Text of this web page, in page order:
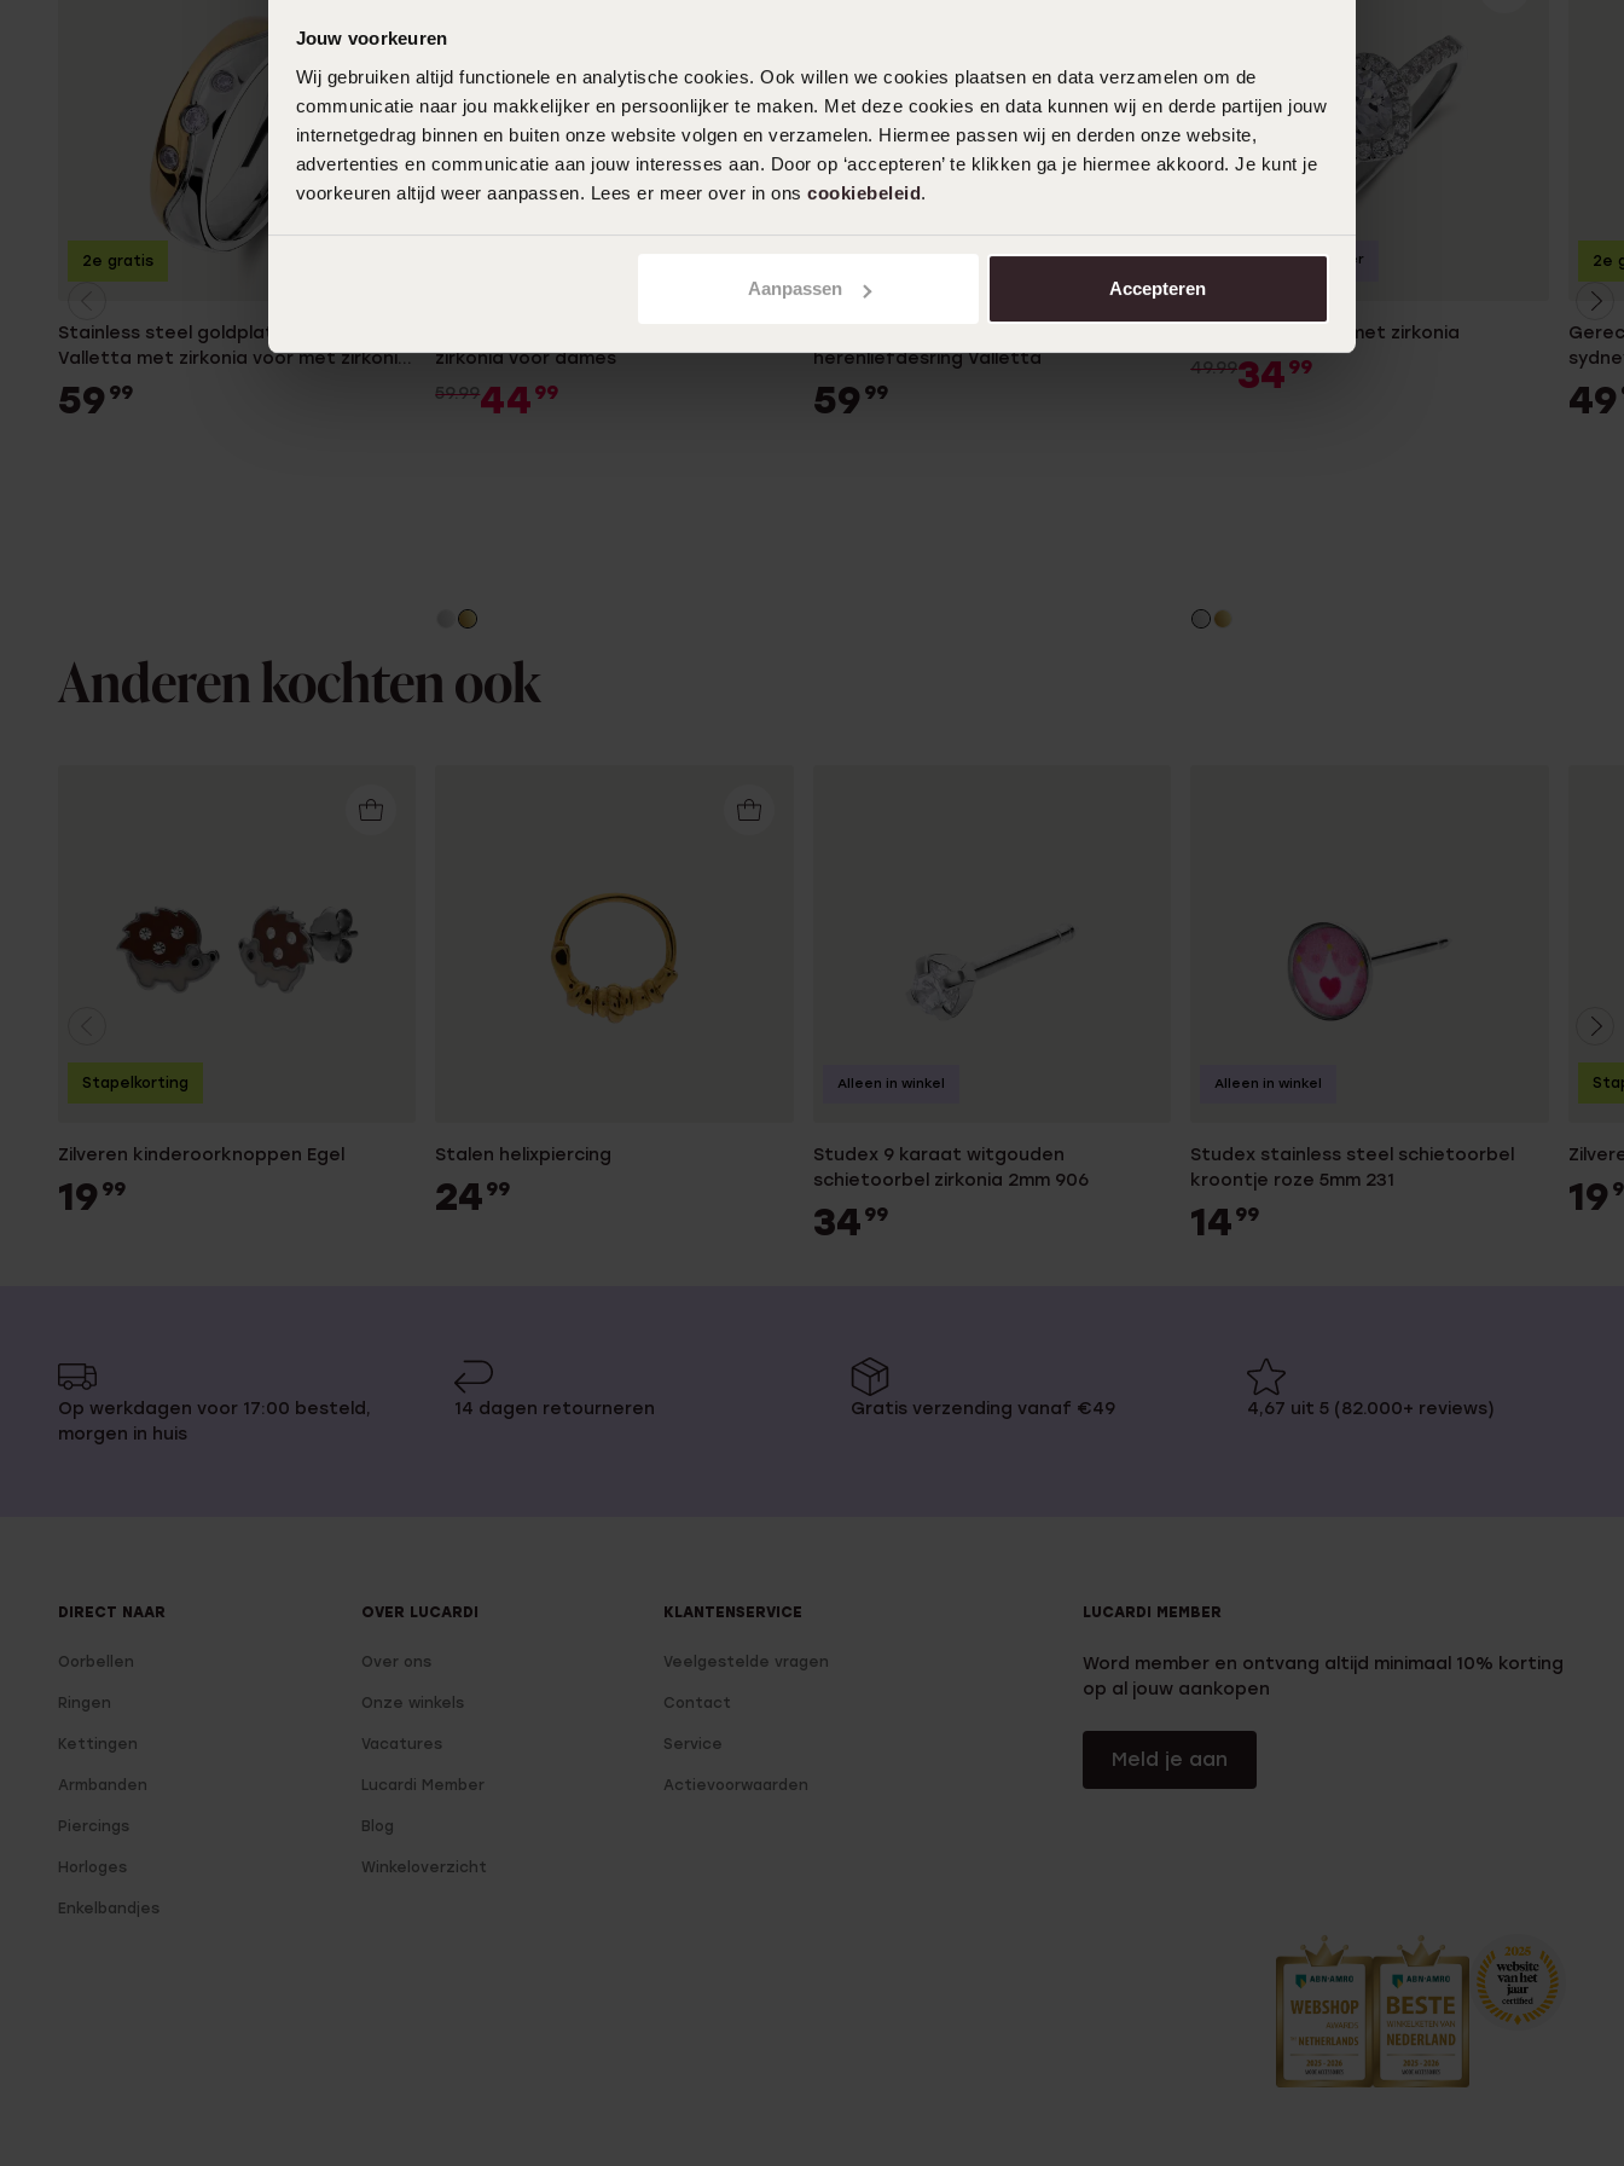
Jouw voorkeuren
Wij gebruiken altijd functionele en analytische cookies. Ook willen we cookies plaatsen en data verzamelen om de
communicatie naar jou makkelijker en persoonlijker te maken. Met deze cookies en data kunnen wij en derde partijen jouw
internetgedrag binnen en buiten onze website volgen en verzamelen. Hiermee passen wij en derden onze website,
advertenties en communicatie aan jouw interesses aan. Door op ‘accepteren’ te klikken ga je hiermee akkoord. Je kunt je
voorkeuren altijd weer aanpassen. Lees er meer over in ons cookiebeleid.
Aanpassen Accepteren
Stainless steel goldplated liefdesring
Valletta met zirkonia voor met zirkonia
voor dames
59 99
2e gratis
zirkonia voor dames
59.9944 99
herenliefdesring Valletta
59 99
Bestseller
Zilveren ring hart met zirkonia
49.9934 99
-30% Bestseller
49
2e
Anderen kochten ook
Zilveren kinderoorknoppen Egel
19 99
Stapelkorting
Stalen helixpiercing
24 99
Studex 9 karaat witgouden
schietoorbel zirkonia 2mm 906
34 99
Alleen in winkel
Studex stainless steel schietoorbel
kroontje roze 5mm 231
14 99
Alleen in winkel
19
Op werkdagen voor 17:00 besteld,
morgen in huis
14 dagen retourneren Gratis verzending vanaf €49 4,67 uit 5 (82.000+ reviews)
DIRECT NAAR
Oorbellen
Ringen
Kettingen
Armbanden
Piercings
Horloges
Enkelbandjes
OVER LUCARDI
Over ons
Onze winkels
Vacatures
Lucardi Member
Blog
Winkeloverzicht
KLANTENSERVICE
Veelgestelde vragen
Contact
Service
Actievoorwaarden
LUCARDI MEMBER
Word member en ontvang altijd minimaal 10% korting
op al jouw aankopen
Meld je aan